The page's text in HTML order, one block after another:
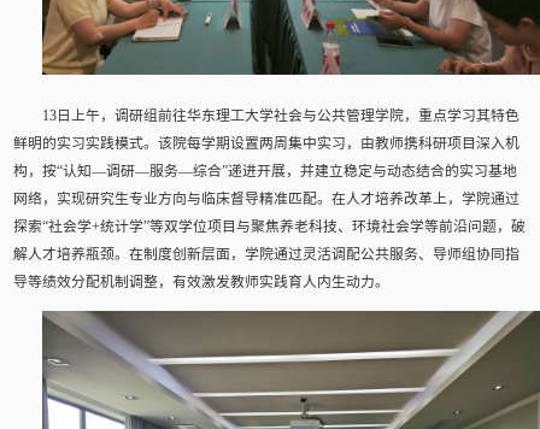
13日上午，调研组前往华东理工大学社会与公共管理学院，重点学习其特色
鲜明的实习实践模式。该院每学期设置两周集中实习，由教师携科研项目深入机
构，按“认知—调研—服务—综合”递进开展，并建立稳定与动态结合的实习基地
网络，实现研究生专业方向与临床督导精准匹配。在人才培养改革上，学院通过
探索“社会学+统计学”等双学位项目与聚焦养老科技、环境社会学等前沿问题，破
解人才培养瓶颈。在制度创新层面，学院通过灵活调配公共服务、导师组协同指
导等绩效分配机制调整，有效激发教师实践育人内生动力。